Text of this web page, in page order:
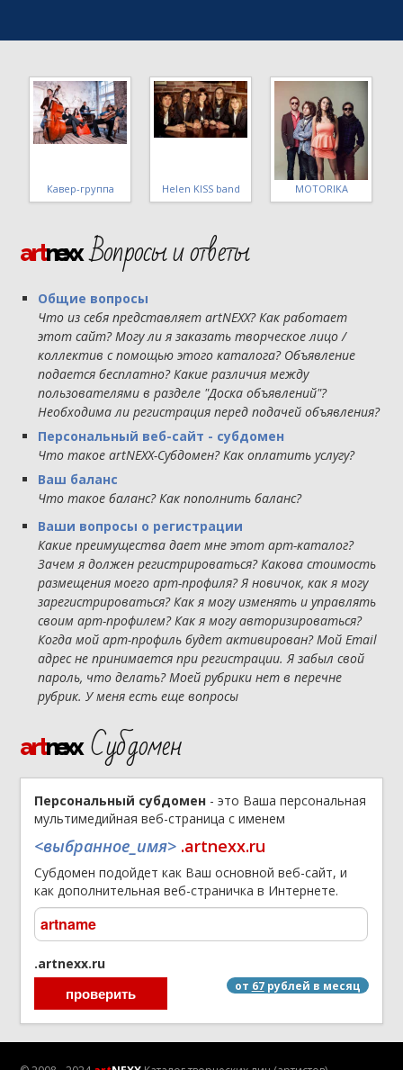
Стиляги band МШ 4 уровня ВИГ Татьяна Макарова
artnexx Вопросы и ответы
Общие вопросы
Что из себя представляет artNEXX? Как работает
этот сайт? Могу ли я заказать творческое лицо /
коллектив с помощью этого каталога? Объявление
подается бесплатно? Какие различия между
пользователями в разделе "Доска объявлений"?
Необходима ли регистрация перед подачей объявления?
Персональный веб-сайт - субдомен
Что такое artNEXX-Субдомен? Как оплатить услугу?
Ваш баланс
Что такое баланс? Как пополнить баланс?
Ваши вопросы о регистрации
Какие преимущества дает мне этот арт-каталог?
Зачем я должен регистрироваться? Какова стоимость
размещения моего арт-профиля? Я новичок, как я могу
зарегистрироваться? Как я могу изменять и управлять
своим арт-профилем? Как я могу авторизироваться?
Когда мой арт-профиль будет активирован? Мой Email
адрес не принимается при регистрации. Я забыл свой
пароль, что делать? Моей рубрики нет в перечне
рубрик. У меня есть еще вопросы
artnexx Субдомен
Персональный субдомен - это Ваша персональная
мультимедийная веб-страница с именем
<выбранное_имя> .artnexx.ru
Субдомен подойдет как Ваш основной веб-сайт, и
как дополнительная веб-страничка в Интернете.
.artnexx.ru
от 67рублей в месяц